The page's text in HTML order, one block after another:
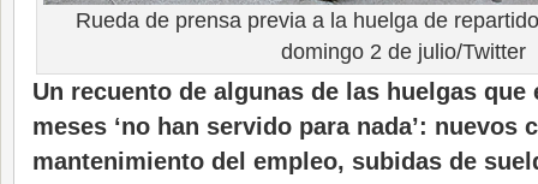
Rueda de prensa previa a la huelga de
domingo 2 de julio/Twitter
Un recuento de algunas de las huelgas
meses ‘no han servido para nada’: nuevos
mantenimiento del empleo, subidas de